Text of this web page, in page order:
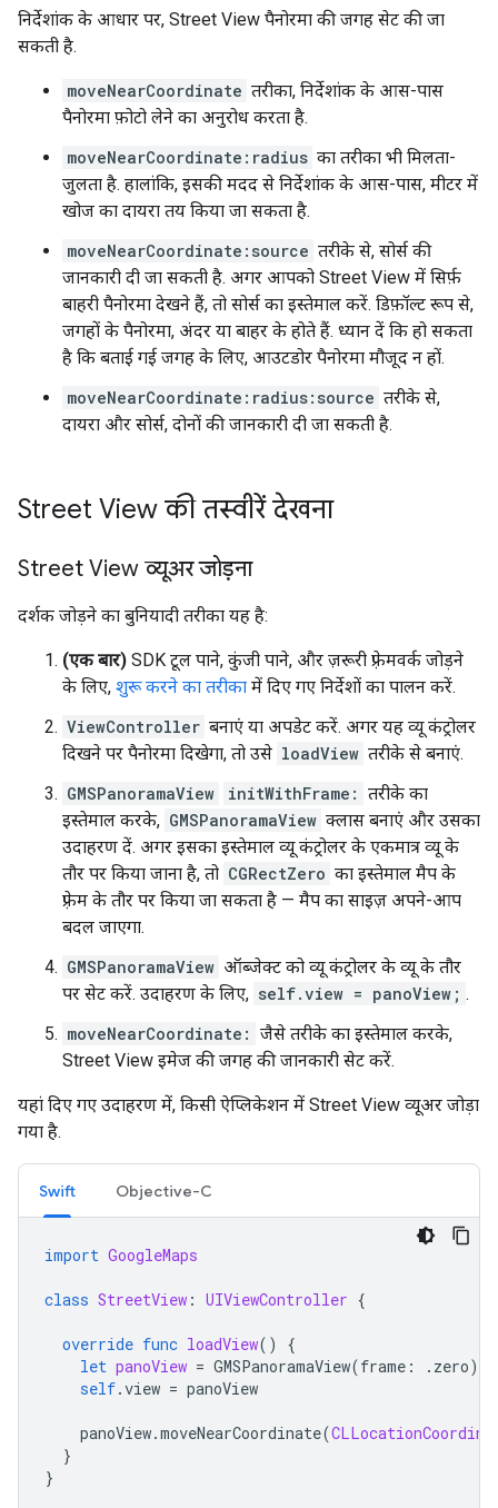
निर्देशांक के आधार पर, Street View पैनोरमा की जगह सेट की जा
सकती है.
moveNearCoordinate तरीका, निर्देशांक के आस-पास
पैनोरमा फ़ोटो लेने का अनुरोध करता है.
moveNearCoordinate:radius का तरीका भी मिलता-
जुलता है. हालांकि, इसकी मदद से निर्देशांक के आस-पास, मीटर में
खोज का दायरा तय किया जा सकता है.
moveNearCoordinate:source तरीके से, सोर्स की
जानकारी दी जा सकती है. अगर आपको Street View में सिर्फ़
बाहरी पैनोरमा देखने हैं, तो सोर्स का इस्तेमाल करें. डिफ़ॉल्ट रूप से,
जगहों के पैनोरमा, अंदर या बाहर के होते हैं. ध्यान दें कि हो सकता
है कि बताई गई जगह के लिए, आउटडोर पैनोरमा मौजूद न हों.
moveNearCoordinate:radius:source तरीके से,
दायरा और सोर्स, दोनों की जानकारी दी जा सकती है.
Street View की तस्वीरें देखना
Street View व्यूअर जोड़ना
दर्शक जोड़ने का बुनियादी तरीका यह है:
(एक बार) SDK टूल पाने, कुंजी पाने, और ज़रूरी फ़्रेमवर्क जोड़ने
के लिए, शुरू करने का तरीका में दिए गए निर्देशों का पालन करें.
ViewController बनाएं या अपडेट करें. अगर यह व्यू कंट्रोलर
दिखने पर पैनोरमा दिखेगा, तो उसे loadView तरीके से बनाएं.
GMSPanoramaView
initWithFrame: तरीके का
इस्तेमाल करके, GMSPanoramaView क्लास बनाएं और उसका
उदाहरण दें. अगर इसका इस्तेमाल व्यू कंट्रोलर के एकमात्र व्यू के
तौर पर किया जाना है, तो CGRectZero का इस्तेमाल मैप के
फ़्रेम के तौर पर किया जा सकता है — मैप का साइज़ अपने-आप
बदल जाएगा.
GMSPanoramaView ऑब्जेक्ट को व्यू कंट्रोलर के व्यू के तौर
पर सेट करें. उदाहरण के लिए, self.view = panoView; .
moveNearCoordinate: जैसे तरीके का इस्तेमाल करके,
Street View इमेज की जगह की जानकारी सेट करें.
यहां दिए गए उदाहरण में, किसी ऐप्लिकेशन में Street View व्यूअर जोड़ा
गया है.
Swift Objective-C
import GoogleMaps
class StreetView : UIViewController {
override func loadView()
{
let panoView = GMSPanoramaView(frame : . zero)
self.view = panoView
panoView.moveNearCoordinate(
}
}